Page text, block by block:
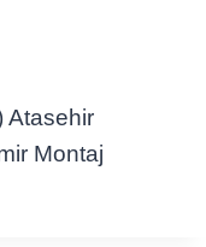
Atasehir
Montaj